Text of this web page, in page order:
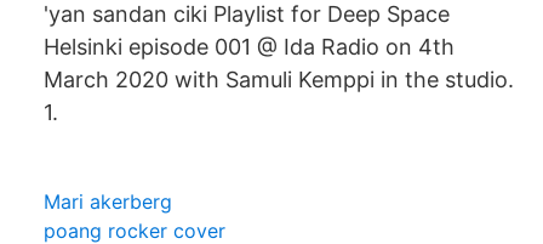
'yan sandan ciki Playlist for Deep Space
Helsinki episode 001 @ Ida Radio on 4th
March 2020 with Samuli Kemppi in the studio.
1.
Mari akerberg
poang rocker cover